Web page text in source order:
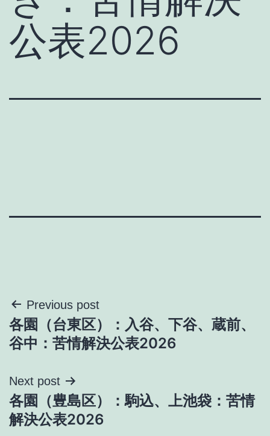
公表2026
投
稿
ビ
ゲ
Previous post
各園（台東区）：入谷、下谷、蔵前、
谷中：苦情解決公表2026
Next post
各園（豊島区）：駒込、上池袋：苦情
解決公表2026